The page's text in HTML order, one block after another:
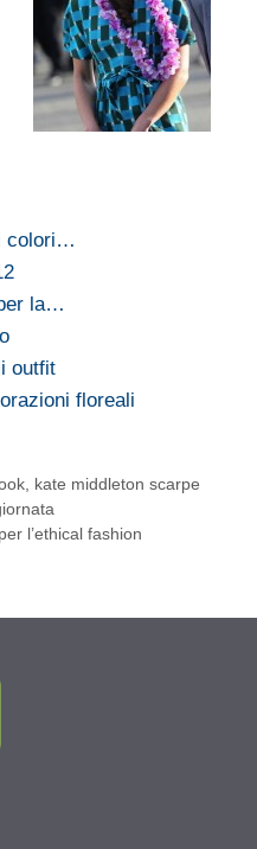
colori…
la…
outfit
floreali
kate middleton scarpe
l’ethical fashion